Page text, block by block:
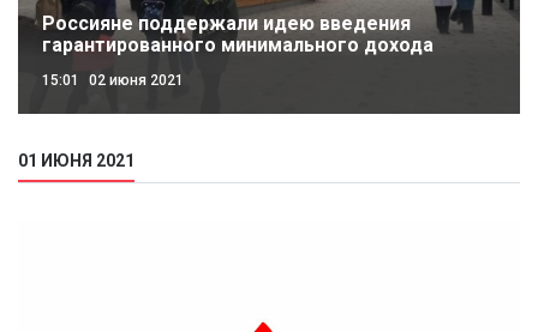
Россияне поддержали идею введения
гарантированного минимального дохода
15:01 02 июня 2021
01 ИЮНЯ 2021